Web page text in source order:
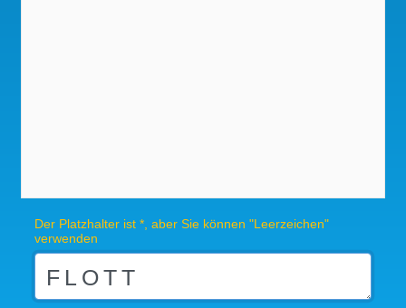
Der Platzhalter ist *, aber Sie können "Leerzeichen"
verwenden